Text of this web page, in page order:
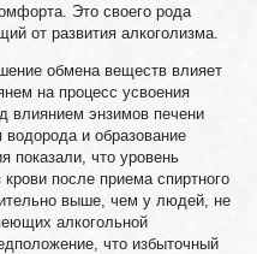
Это своего рода
от развития алкоголизма.
обмена веществ влияет
на процесс усвоения
влиянием энзимов печени
водорода и образование
показали, что уровень
после приема спиртного
выше, чем у людей, не
алкогольной
что избыточный